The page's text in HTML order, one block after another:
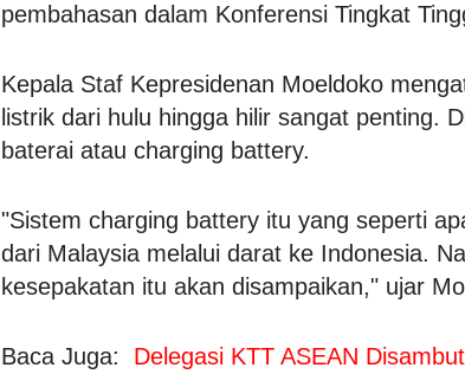
pembahasan dalam Konferensi Tingkat
Kepala Staf Kepresidenan Moeldoko
listrik dari hulu hingga hilir sangat penting.
baterai atau charging battery.
"Sistem charging battery itu yang seperti
dari Malaysia melalui darat ke Indonesia.
kesepakatan itu akan disampaikan," ujar
Baca Juga: Delegasi KTT ASEAN